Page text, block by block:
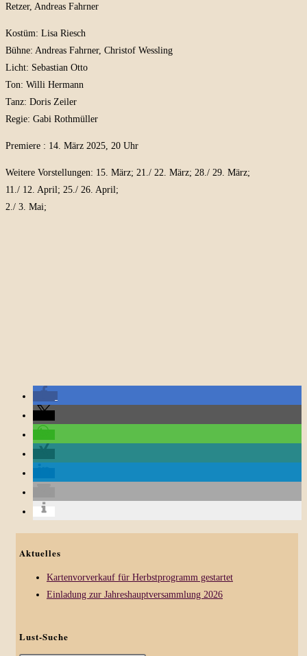
Retzer, Andreas Fahrner
Kostüm: Lisa Riesch
Bühne: Andreas Fahrner, Christof Wessling
Licht: Sebastian Otto
Ton: Willi Hermann
Tanz: Doris Zeiler
Regie: Gabi Rothmüller
Premiere : 14. März 2025, 20 Uhr
Weitere Vorstellungen: 15. März; 21./ 22. März; 28./ 29. März;
11./ 12. April; 25./ 26. April;
2./ 3. Mai;
Aktuelles
Kartenvorverkauf für Herbstprogramm gestartet
Einladung zur Jahreshauptversammlung 2026
Lust-Suche